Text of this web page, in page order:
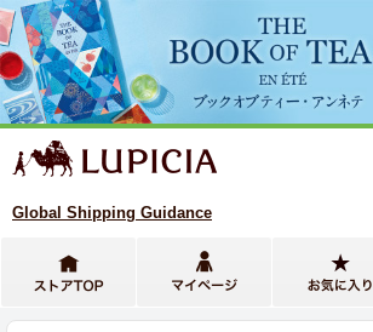
Global Shipping Guidance